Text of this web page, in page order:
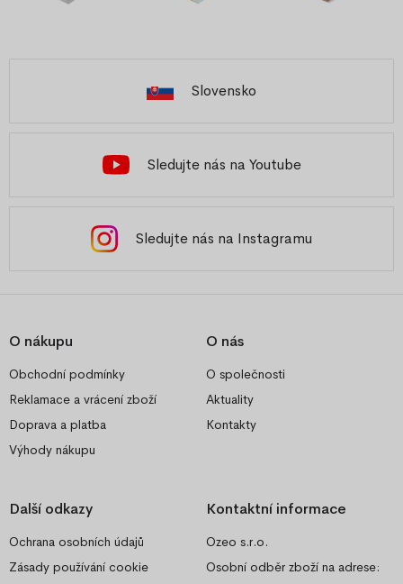
Slovensko
Sledujte nás na Youtube
Sledujte nás na Instagramu
O nákupu
Obchodní podmínky
Reklamace a vrácení zboží
Doprava a platba
Výhody nákupu
O nás
O společnosti
Aktuality
Kontakty
Další odkazy
Ochrana osobních údajů
Zásady používání cookie
Kontaktní informace
Ozeo s.r.o.
Osobní odběr zboží na adrese: